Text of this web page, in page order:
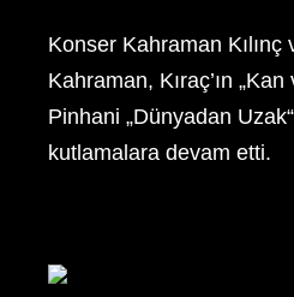
Konser Kahraman
Kahraman, Kıraç’ın
Pinhani „Dünyadan
kutlamalara devam etti.